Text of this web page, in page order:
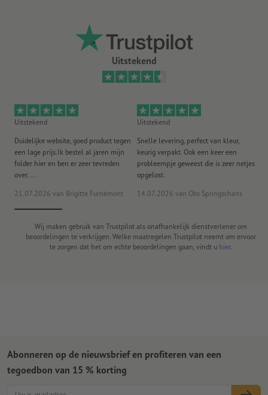
Uitstekend
Uitstekend
Duidelijke website, goed product tegen
een lage prijs.Ik bestel al jaren mijn
folder hier en ben er zeer tevreden
over. ...
21.07.2026 van Brigitte Furnèmont
Uitstekend
Snelle levering, perfect van kleur,
keurig verpakt. Ook een keer een
probleempje geweest die is zeer netjes
opgelost.
14.07.2026 van Obs Springschans
Wij maken gebruik van Trustpilot als onafhankelijk dienstverlener om
beoordelingen te verkrijgen. Welke maatregelen Trustpilot neemt om ervoor
te zorgen dat het om echte beoordelingen gaan, vindt u hier.
Abonneren op de nieuwsbrief en profiteren van een
tegoedbon van 15 % korting